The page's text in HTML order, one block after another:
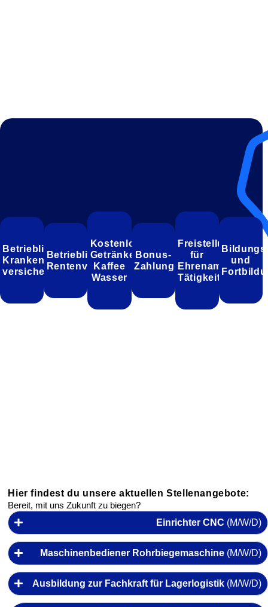
Betriebliche
Kranken­
versicherung
Betriebliche
Rentenversicherung
Kostenlose
Getränke
Kaffee
Wasser
Bonus-
Zahlungen
Freistellung
für
Ehrenamtliche
Tätigkeit
und
Hier findest du unsere aktuellen Stellenangebote:
Bereit, mit uns Zukunft zu biegen?
Einrichter CNC (M/W/D)
Maschinenbediener Rohrbiegemaschine (M/W/D)
Ausbildung zur Fachkraft für Lagerlogistik (M/W/D)